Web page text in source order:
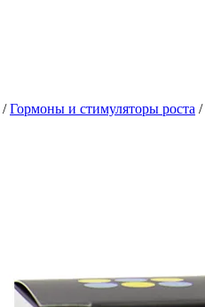
/ Гормоны и стимуляторы роста /